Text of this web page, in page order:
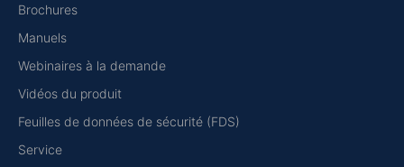
Brochures
Manuels
Webinaires à la demande
Vidéos du produit
Feuilles de données de sécurité (FDS)
Service